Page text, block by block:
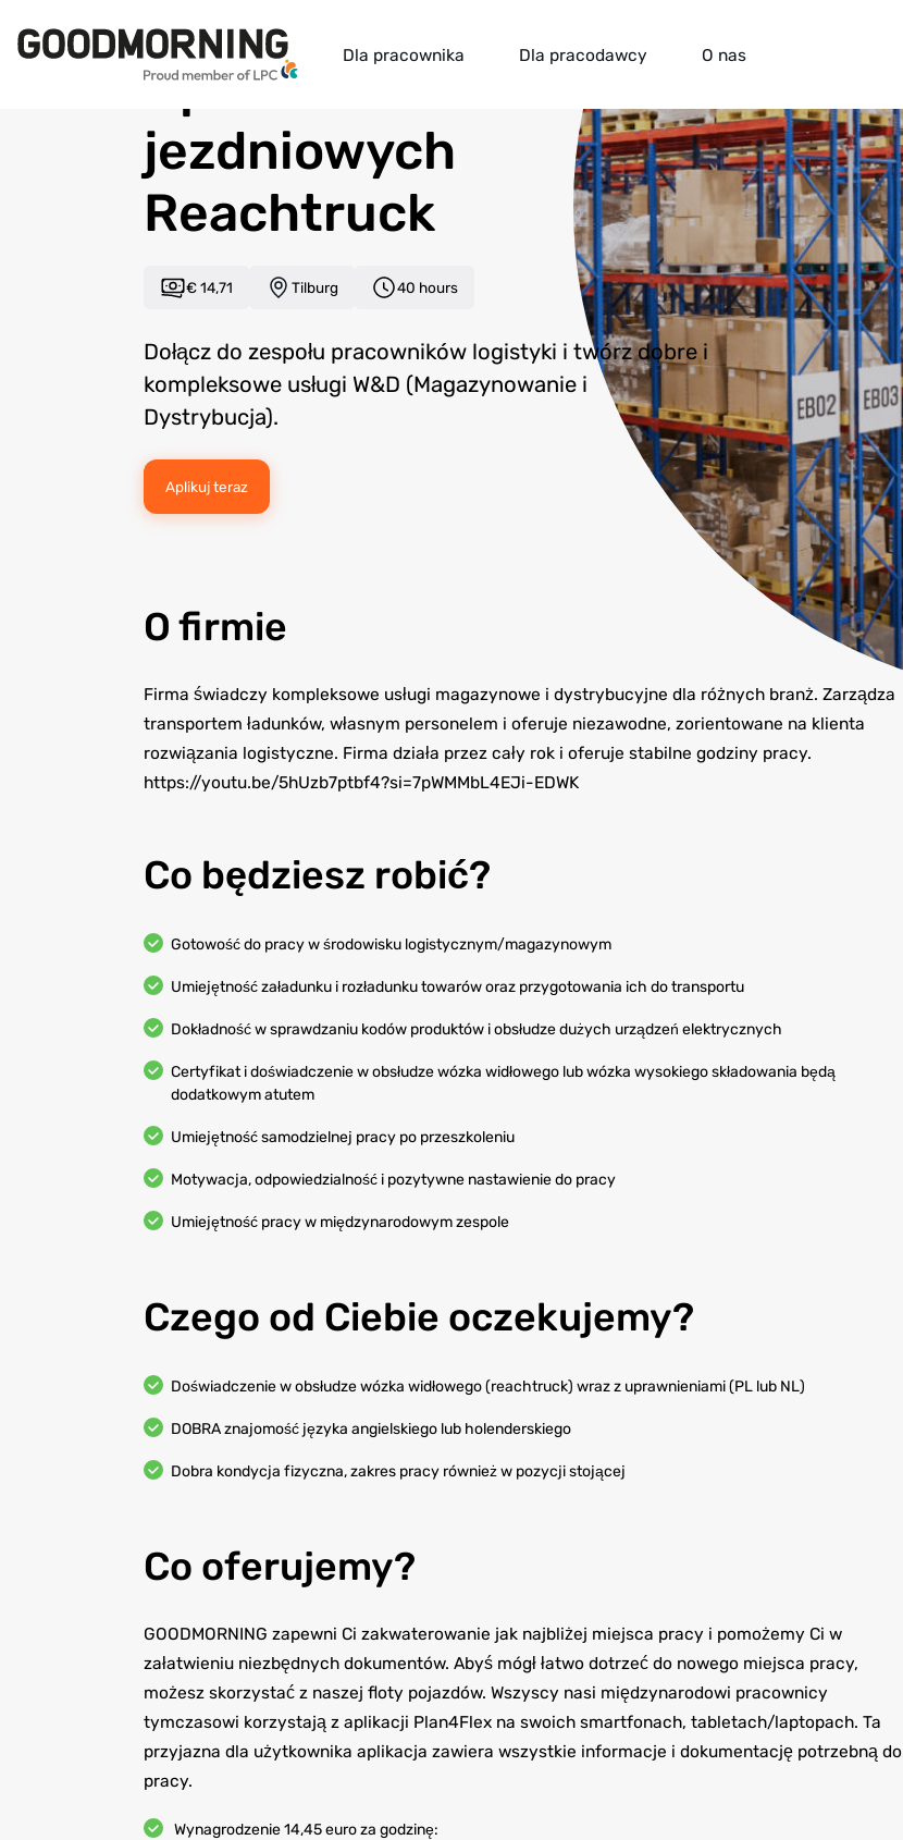
Dla pracownika Dla pracodawcy O nas
Back to overview
Operator wózków
jezdniowych
Reachtruck
€ 14,71 Tilburg 40 hours
Dołącz do zespołu pracowników logistyki i twórz dobre i
kompleksowe usługi W&D (Magazynowanie i
Dystrybucja).
Aplikuj teraz
O firmie
Firma świadczy kompleksowe usługi magazynowe i dystrybucyjne dla różnych branż. Zarządza
transportem ładunków, własnym personelem i oferuje niezawodne, zorientowane na klienta
rozwiązania logistyczne. Firma działa przez cały rok i oferuje stabilne godziny pracy.
https://youtu.be/5hUzb7ptbf4?si=7pWMMbL4EJi-EDWK
Co będziesz robić?
Gotowość do pracy w środowisku logistycznym/magazynowym
Umiejętność załadunku i rozładunku towarów oraz przygotowania ich do transportu
Dokładność w sprawdzaniu kodów produktów i obsłudze dużych urządzeń elektrycznych
Certyfikat i doświadczenie w obsłudze wózka widłowego lub wózka wysokiego składowania będą
dodatkowym atutem
Umiejętność samodzielnej pracy po przeszkoleniu
Motywacja, odpowiedzialność i pozytywne nastawienie do pracy
Umiejętność pracy w międzynarodowym zespole
Czego od Ciebie oczekujemy?
Doświadczenie w obsłudze wózka widłowego (reachtruck) wraz z uprawnieniami (PL lub NL)
DOBRA znajomość języka angielskiego lub holenderskiego
Dobra kondycja fizyczna, zakres pracy również w pozycji stojącej
Co oferujemy?
GOODMORNING zapewni Ci zakwaterowanie jak najbliżej miejsca pracy i pomożemy Ci w
załatwieniu niezbędnych dokumentów. Abyś mógł łatwo dotrzeć do nowego miejsca pracy,
możesz skorzystać z naszej floty pojazdów. Wszyscy nasi międzynarodowi pracownicy
tymczasowi korzystają z aplikacji Plan4Flex na swoich smartfonach, tabletach/laptopach. Ta
przyjazna dla użytkownika aplikacja zawiera wszystkie informacje i dokumentację potrzebną do
pracy.
Wynagrodzenie 14,45 euro za godzinę: